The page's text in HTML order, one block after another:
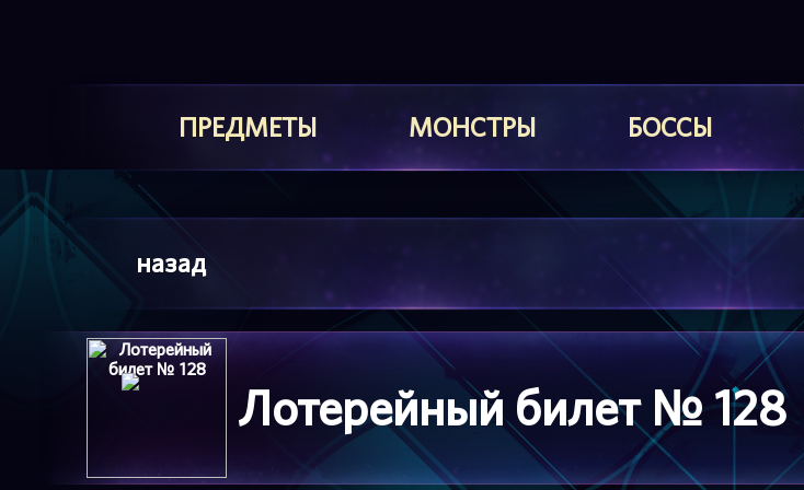
ПРЕДМЕТЫ МОНСТРЫ БОССЫ
назад
Лотерейный билет № 128